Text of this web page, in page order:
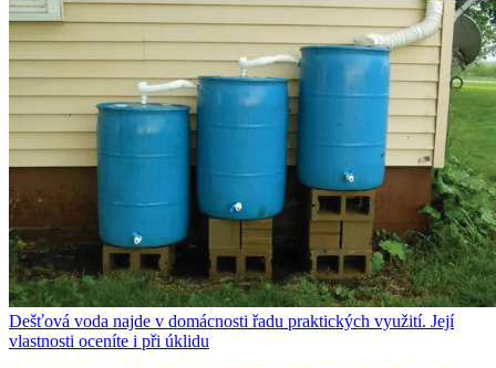
Dešťová voda najde v domácnosti řadu praktických využití. Její
vlastnosti oceníte i při úklidu